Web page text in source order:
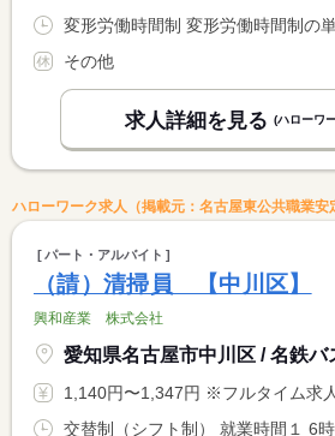
その他
求人詳細を見る (ハローワ
ハローワーク求人（掲載元：名古屋東公共職業安
パート・アルバイト
（請）清掃員 【中川区】
興和産業 株式会社
1,140円〜1,347円 ※フルタイム求人の場合は月額（換算額）、パート